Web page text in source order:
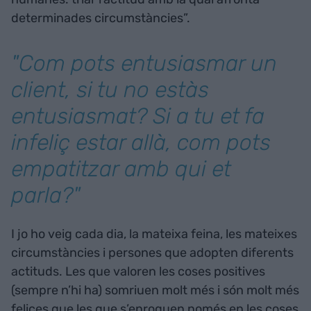
determinades circumstàncies”.
"Com pots entusiasmar un
client, si tu no estàs
entusiasmat? Si a tu et fa
infeliç estar allà, com pots
empatitzar amb qui et
parla?"
I jo ho veig cada dia, la mateixa feina, les mateixes
circumstàncies i persones que adopten diferents
actituds. Les que valoren les coses positives
(sempre n’hi ha) somriuen molt més i són molt més